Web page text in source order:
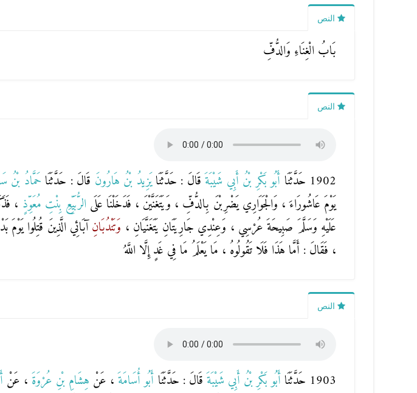
النص
بَابُ الْغِنَاءِ وَالدُّفِّ
النص
1902 حَدَّثَنَا أَبُو بَكْرِ بْنُ أَبِي شَيْبَةَ قَالَ : حَدَّثَنَايَزِيدُ بْنُ هَارُونَ قَالَ : حَدَّثَنَا حَمَّادُ بْنُ
يَوْمَ عَاشُورَاءَ ، وَالْجَوَارِي يَضْرِبْنَ بِالدُّفِّ ، وَيَتَغَنَّيْنَ ، فَدَخَلْنَا عَلَى الرُّبَيِّعِ بِنْتِ مُعَوِّذٍ ،
عَلَيْهِ وَسَلَّمَ صَبِيحَةَ عُرْسِي ، وَعِنْدِي جَارِيَتَانِ يَتَغَنَّيَانِ ، وَتَنْدُبَانِآبَائِي الَّذِينَ قُتِلُوا
، فَقَالَ : أَمَّا هَذَا فَلَا تَقُولُوهُ ، مَا يَعْلَمُ مَا فِي غَدٍ إِلَّا اللَّهُ
النص
1903 حَدَّثَنَا أَبُو بَكْرِ بْنُ أَبِي شَيْبَةَ قَالَ : حَدَّثَنَا أَبُو أُسَامَةَ ، عَنْ هِشَامِ بْنِ عُرْوَةَ ، عَنْ